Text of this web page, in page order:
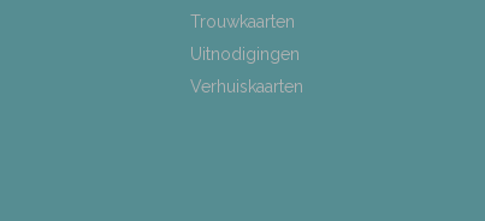
Trouwkaarten
Uitnodigingen
Verhuiskaarten